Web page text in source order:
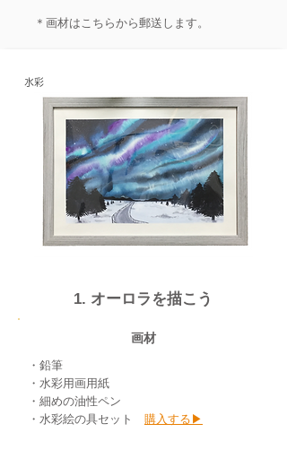
＊ 画材はこちらから郵送します。
​水彩
1. オーロラを描こう
画材
・鉛筆
・水彩用画用紙
・細めの油性ペン
​・水彩絵の具セット 購入する▶︎